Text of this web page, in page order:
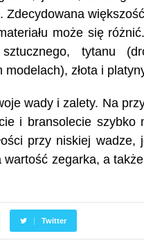
Zdecydowana
może się
tytanu
złota i
wady i zalety. Na
i bransolecie szybko
przy niskiej
wartość zegarka, a
Twitter